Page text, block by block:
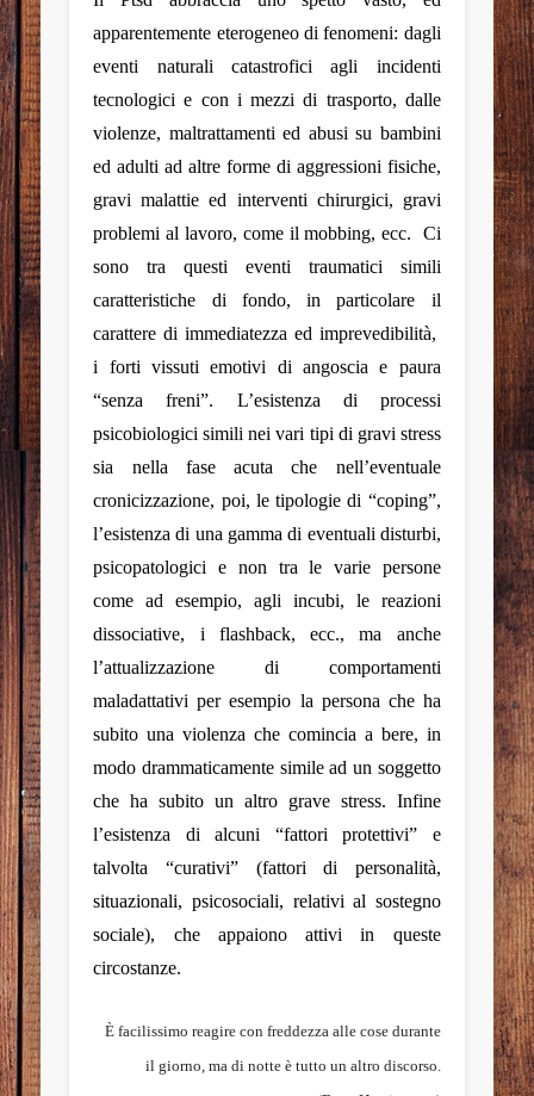
apparentemente eterogeneo di fenomeni: dagli
eventi naturali catastrofici agli incidenti
tecnologici e con i mezzi di trasporto, dalle
violenze, maltrattamenti ed abusi su bambini
ed adulti ad altre forme di aggressioni fisiche,
gravi malattie ed interventi chirurgici, gravi
problemi al lavoro, come il mobbing, ecc. Ci
sono tra questi eventi traumatici simili
caratteristiche di fondo, in particolare il
carattere di immediatezza ed imprevedibilità,
i forti vissuti emotivi di angoscia e paura
“senza freni”. L’esistenza di processi
psicobiologici simili nei vari tipi di gravi stress
sia nella fase acuta che nell’eventuale
cronicizzazione, poi, le tipologie di “coping”,
l’esistenza di una gamma di eventuali disturbi,
psicopatologici e non tra le varie persone
come ad esempio, agli incubi, le reazioni
dissociative, i flashback, ecc., ma anche
l’attualizzazione di comportamenti
maladattativi per esempio la persona che ha
subito una violenza che comincia a bere, in
modo drammaticamente simile ad un soggetto
che ha subito un altro grave stress. Infine
l’esistenza di alcuni “fattori protettivi” e
talvolta “curativi” (fattori di personalità,
situazionali, psicosociali, relativi al sostegno
sociale), che appaiono attivi in queste
circostanze.
È facilissimo reagire con freddezza alle cose durante
il giorno, ma di notte è tutto un altro discorso.